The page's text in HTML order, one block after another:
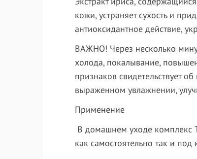
кожи, устраняет сухость и
антиоксидантное действие,
ВАЖНО! Через несколько
холода, покалывание,
признаков свидетельствует
выраженном увлажнении,
Применение
В домашнем уходе комплекс
как самостоятельно так и под